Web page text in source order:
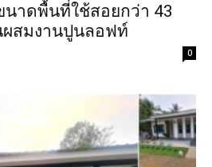
นาดพื้นที่ใช้สอยกว่า 43
สมงานปูนลอฟท์
0